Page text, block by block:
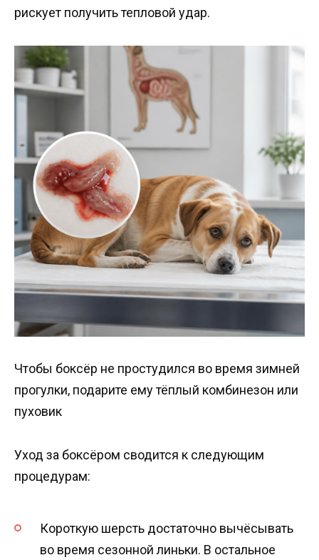
рискует получить тепловой удар.
Чтобы боксёр не простудился во время зимней
прогулки, подарите ему тёплый комбинезон или
пуховик
Уход за боксёром сводится к следующим
процедурам:
Короткую шерсть достаточно вычёсывать
во время сезонной линьки. В остальное